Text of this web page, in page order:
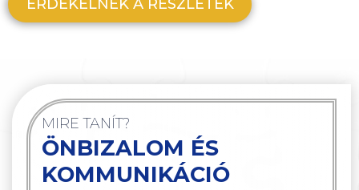
ÉRDEKELNEK A RÉSZLETEK
MIRE TANÍT?
ÖNBIZALOM ÉS
KOMMUNIKÁCIÓ